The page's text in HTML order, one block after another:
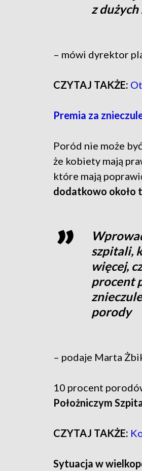
z
– mówi dyrektor
CZYTAJ TAKŻE:
Premia za
Poród nie może
że kobiety mają
które mają
dodatkowo około
szpitali,
więcej,
procent
porody
– podaje Marta
10 procent
Położniczym
CZYTAJ TAKŻE:
Sytuacja w